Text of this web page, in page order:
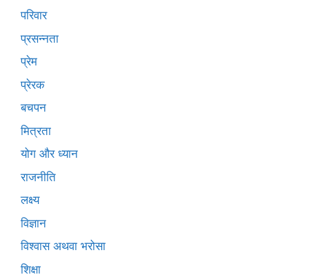
परिवार
प्रसन्नता
प्रेम
प्रेरक
बचपन
मित्रता
योग और ध्यान
राजनीति
लक्ष्य
विज्ञान
विश्वास अथवा भरोसा
शिक्षा